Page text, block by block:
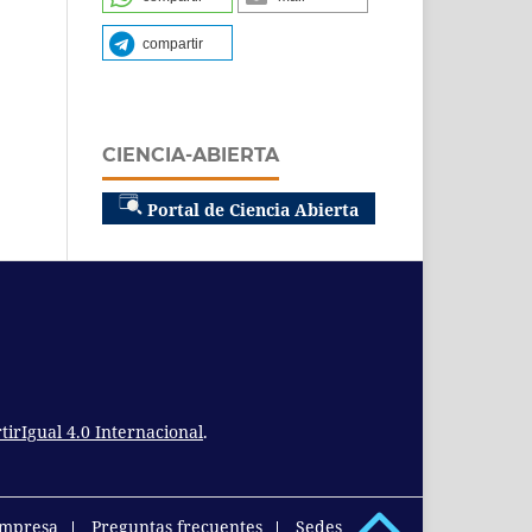
compartir
CIENCIA-ABIERTA
Portal de Ciencia Abierta
4.0 Internacional.
Preguntas frecuentes Sedes